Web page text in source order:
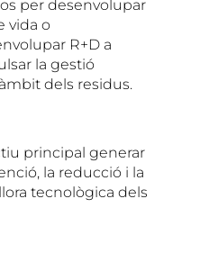
per desenvolupar
vida o
R+D a
la gestió
dels residus.
principal generar
la reducció i la
tecnològica dels